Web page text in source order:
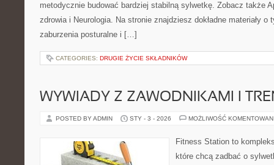
metodycznie budować bardziej stabilną sylwetkę. Zobacz także
zdrowia i Neurologia. Na stronie znajdziesz dokładne materiały o
zaburzenia posturalne i […]
CATEGORIES: DRUGIE ŻYCIE SKŁADNIKÓW
WYWIADY Z ZAWODNIKAMI I
POSTED BY ADMIN STY - 3 - 2026 MOŻLIWOŚĆ
Fitness Station to
które chcą zadbać o